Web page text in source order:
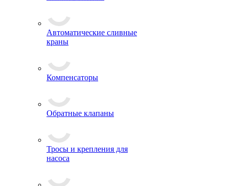
Автоматические сливные
краны
Компенсаторы
Обратные клапаны
Тросы и крепления для
насоса